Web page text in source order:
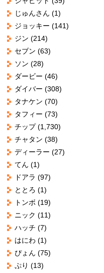
じゅんさん (1)
ジョッキー (141)
ジン (214)
セブン (63)
ソン (28)
ダービー (46)
ダイバー (308)
タナケン (70)
タフィー (73)
チップ(1,730)
チャタン (38)
ディーラー (27)
てん (1)
ドアラ (97)
ととろ (1)
トンボ (19)
ニック (11)
ハッチ (7)
はにわ (1)
ぴょん (75)
ぷり (13)